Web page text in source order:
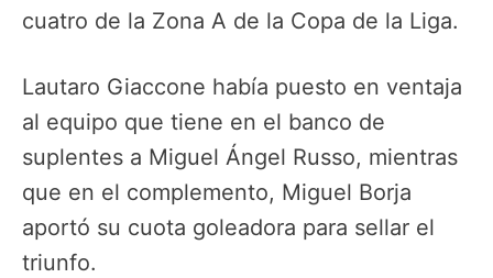
cuatro de la Zona A de la Copa de la Liga.
Lautaro Giaccone había puesto en ventaja
al equipo que tiene en el banco de
suplentes a Miguel Ángel Russo, mientras
que en el complemento, Miguel Borja
aportó su cuota goleadora para sellar el
triunfo.